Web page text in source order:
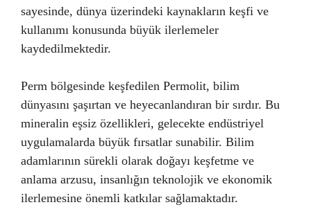
sayesinde, dünya üzerindeki kaynakların keşfi ve
kullanımı konusunda büyük ilerlemeler
kaydedilmektedir.
Perm bölgesinde keşfedilen Permolit, bilim
dünyasını şaşırtan ve heyecanlandıran bir sırdır. Bu
mineralin eşsiz özellikleri, gelecekte endüstriyel
uygulamalarda büyük fırsatlar sunabilir. Bilim
adamlarının sürekli olarak doğayı keşfetme ve
anlama arzusu, insanlığın teknolojik ve ekonomik
ilerlemesine önemli katkılar sağlamaktadır.